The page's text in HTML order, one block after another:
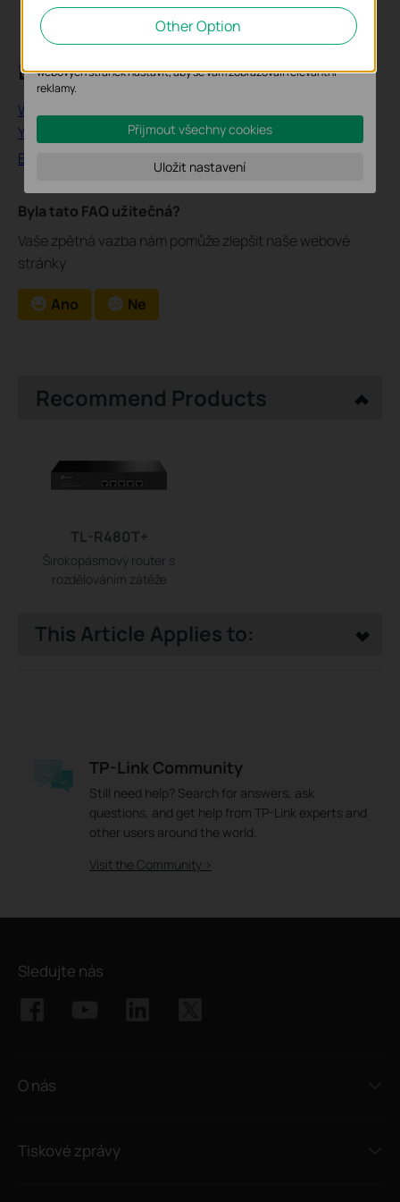
Looking For More
What You Should Consider When Choosing Switches for
Your Surveillance System?
Best Mesh WiFi Systems of TP-Link in 2020
Byla tato FAQ užitečná?
Vaše zpětná vazba nám pomůže zlepšit naše webové
stránky
Ano Ne
Recommend Products
TL-R480T+
Širokopásmový router s
rozdělováním zátěže
This Article Applies to:
TP-Link Community
Still need help? Search for answers, ask
questions, and get help from TP-Link experts and
other users around the world.
Visit the Community >
Sledujte nás
O nás
Tiskové zprávy
Other Option
našich webových stránkách za účelem zlepšení a přizpůsobení
jejich funkčnosti.
webových stránek nastavit, aby se vám zobrazovali relevantní
reklamy.
Přijmout všechny cookies
Uložit nastavení